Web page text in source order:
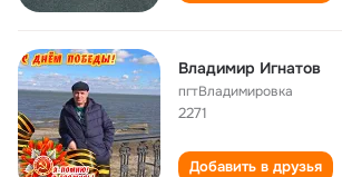
Владимир Игнатов
пгтВладимировка
2271
Добавить в друзья